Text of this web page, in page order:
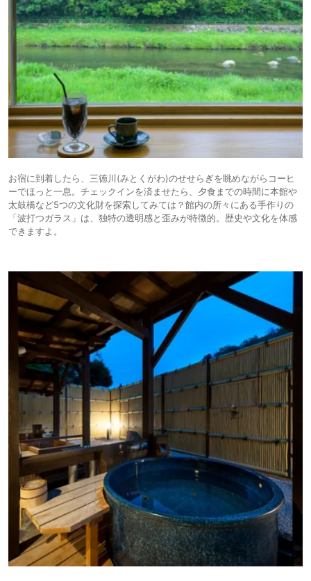
お宿に到着したら、三徳川(みとくがわ)のせせらぎを眺めながらコーヒ
ーでほっと一息。チェックインを済ませたら、夕食までの時間に本館や
太鼓橋など5つの文化財を探索してみては？館内の所々にある手作りの
「波打つガラス」は、独特の透明感と歪みが特徴的。歴史や文化を体感
できますよ。